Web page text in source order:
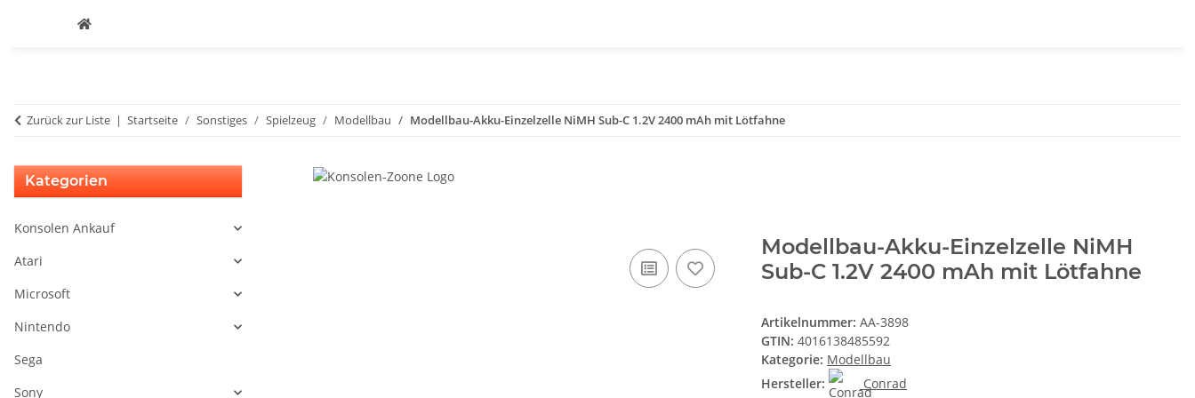
Zurück zur Liste Startseite Sonstiges Spielzeug Modellbau Modellbau-Akku-Einzelzelle NiMH Sub-C 1.2V 2400 mAh mit Lötfahne
Modellbau-Akku-Einzelzelle NiMH
Sub-C 1.2V 2400 mAh mit Lötfahne
Artikelnummer: AA-3898
GTIN: 4016138485592
Kategorie: Modellbau
Hersteller:
Conrad
Kategorien
Konsolen Ankauf
Atari
Microsoft
Nintendo
Sega
Sony